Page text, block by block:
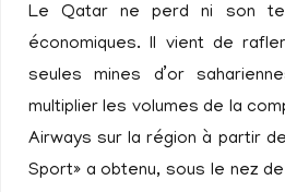
Le Qatar ne perd ni son
économiques. Il vient de
seules mines d’or
multiplier les volumes de la
Airways sur la région à partir
Sport» a obtenu, sous le nez